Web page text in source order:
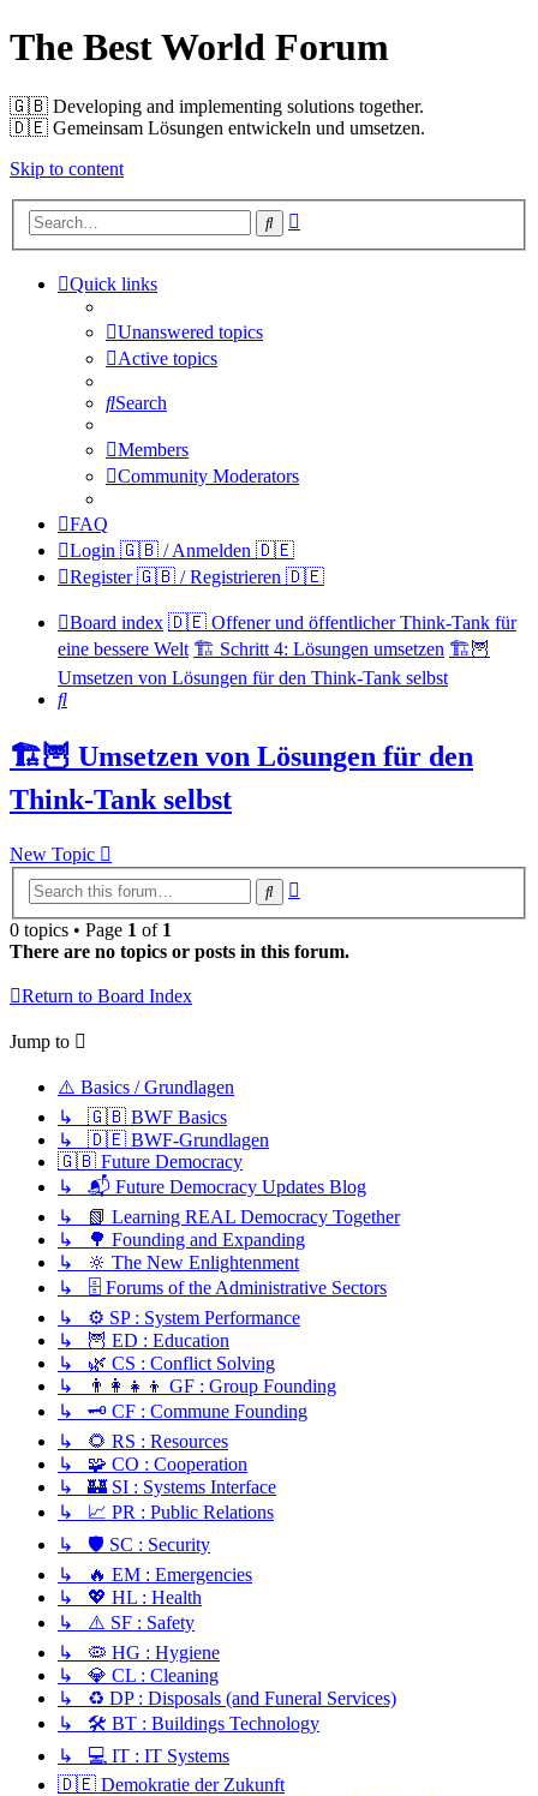
The Best World Forum
🇬🇧️ Developing and implementing solutions together.
🇩🇪️ Gemeinsam Lösungen entwickeln und umsetzen.
Skip to content
Search
Quick links
Unanswered topics
Active topics
Search
Members
Community Moderators
FAQ
Login 🇬🇧 / Anmelden 🇩🇪
Register 🇬🇧 / Registrieren 🇩🇪
Board index 🇩🇪 Offener und öffentlicher Think-Tank für
eine bessere Welt 🏗️ Schritt 4: Lösungen umsetzen 🏗️🦉
Umsetzen von Lösungen für den Think-Tank selbst
Search
🏗️🦉 Umsetzen von Lösungen für den
Think-Tank selbst
New Topic
Search
0 topics • Page 1 of 1
There are no topics or posts in this forum.
Return to Board Index
Jump to
⚠️ Basics / Grundlagen
↳ 🇬🇧 BWF Basics
↳ 🇩🇪 BWF-Grundlagen
🇬🇧 Future Democracy
↳ 📬 Future Democracy Updates Blog
↳ 📗 Learning REAL Democracy Together
↳ 🌳 Founding and Expanding
↳ 🔆 The New Enlightenment
↳ 🗄️ Forums of the Administrative Sectors
↳ ⚙️ SP : System Performance
↳ 🦉 ED : Education
↳ 🌿 CS : Conflict Solving
↳ 👨‍👩‍👧‍👦 GF : Group Founding
↳ 🗝️ CF : Commune Founding
↳ 🌻 RS : Resources
↳ 🧩 CO : Cooperation
↳ 🏰 SI : Systems Interface
↳ 📈 PR : Public Relations
↳ 🛡️ SC : Security
↳ 🔥 EM : Emergencies
↳ 💖 HL : Health
↳ ⚠️ SF : Safety
↳ 🦠 HG : Hygiene
↳ 💎 CL : Cleaning
↳ ♻️ DP : Disposals (and Funeral Services)
↳ 🛠️ BT : Buildings Technology
↳ 💻 IT : IT Systems
🇩🇪 Demokratie der Zukunft